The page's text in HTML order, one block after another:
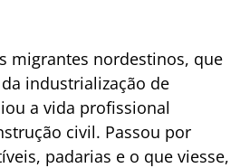
migrantes nordestinos, que
industrialização de
a vida profissional
civil. Passou por
padarias e o que viesse,